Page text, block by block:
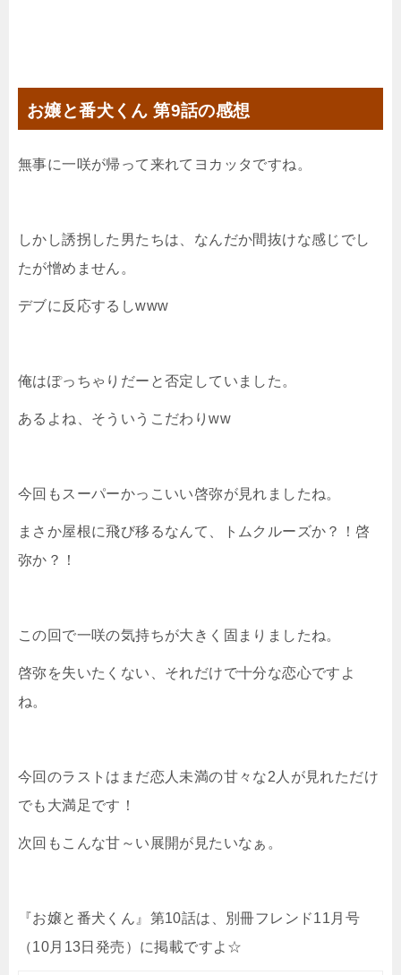
お嬢と番犬くん 第9話の感想
無事に一咲が帰って来れてヨカッタですね。
しかし誘拐した男たちは、なんだか間抜けな感じでし
たが憎めません。
デブに反応するしwww
俺はぽっちゃりだーと否定していました。
あるよね、そういうこだわりww
今回もスーパーかっこいい啓弥が見れましたね。
まさか屋根に飛び移るなんて、トムクルーズか？！啓
弥か？！
この回で一咲の気持ちが大きく固まりましたね。
啓弥を失いたくない、それだけで十分な恋心ですよ
ね。
今回のラストはまだ恋人未満の甘々な2人が見れただけ
でも大満足です！
次回もこんな甘～い展開が見たいなぁ。
『お嬢と番犬くん』第10話は、別冊フレンド11月号
（10月13日発売）に掲載ですよ☆